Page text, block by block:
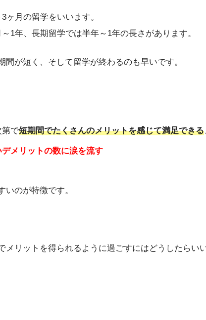
ヶ月の留学をいいます。
1年、長期留学では半年～1年の長さがあります。
間が短く、そして留学が終わるのも早いです。
第で短期間でたくさんのメリットを感じて満足できる
メリットの数に涙を流す
いのが特徴です。
メリットを得られるように過ごすにはどうしたらい